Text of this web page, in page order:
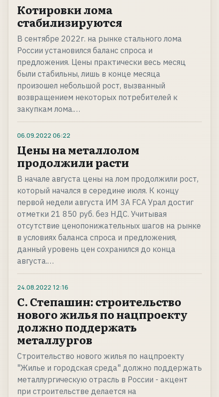
Котировки лома
стабилизируются
В сентябре 2022г. на рынке стального лома
России установился баланс спроса и
предложения. Цены практически весь месяц
были стабильны, лишь в конце месяца
произошел небольшой рост, вызванный
возвращением некоторых потребителей к
закупкам лома.…
06.09.2022 06:22
Цены на металлолом
продолжили расти
В начале августа цены на лом продолжили рост,
который начался в середине июля. К концу
первой недели августа ИМ 3А FCA Урал достиг
отметки 21 850 руб. без НДС. Учитывая
отсутствие ценопонижательных шагов на рынке
в условиях баланса спроса и предложения,
данный уровень цен сохранился до конца
августа.…
24.08.2022 12:16
С. Степашин: строительство
нового жилья по нацпроекту
должно поддержать
металлургов
Строительство нового жилья по нацпроекту
"Жилье и городская среда" должно поддержать
металлургическую отрасль в России - акцент
при строительстве делается на